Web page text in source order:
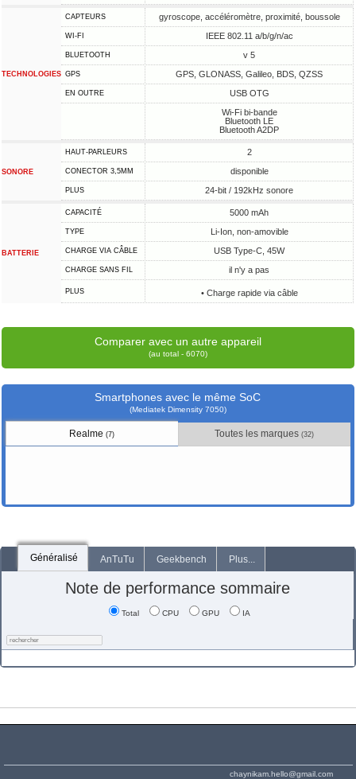
TECHNOLOGIES
CAPTEURS gyroscope, accéléromètre, proximité, boussole
WI-FI IEEE 802.11 a/b/g/n/ac
BLUETOOTH v 5
GPS GPS, GLONASS, Galileo, BDS, QZSS
EN OUTRE
USB OTG
Wi-Fi bi-bande
Bluetooth LE
Bluetooth A2DP
SONORE
HAUT-PARLEURS 2
CONECTOR 3,5MM disponible
PLUS 24-bit / 192kHz sonore
BATTERIE
CAPACITÉ 5000 mAh
TYPE Li-Ion, non-amovible
CHARGE VIA CÂBLE USB Type-C, 45W
CHARGE SANS FIL il n'y a pas
PLUS • Charge rapide via câble
Comparer avec un autre appareil
(au total - 6070)
Smartphones avec le même SoC
(Mediatek Dimensity 7050)
Realme(7) Toutes les marques(32)
Généralisé AnTuTu Geekbench Plus...
Note de performance sommaire
Total CPU GPU IA
chaynikam.hello@gmail.com